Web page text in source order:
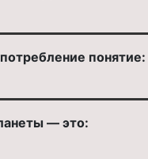
понятие:
— это: